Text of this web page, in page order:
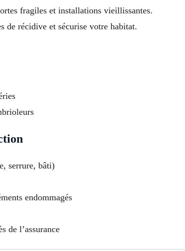
fragiles et installations vieillissantes.
de récidive et sécurise votre habitat.
serrure, bâti)
endommagés
de l’assurance